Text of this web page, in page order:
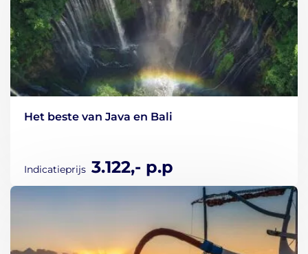
Het beste van Java en Bali
Indicatieprijs 3.122,- p.p